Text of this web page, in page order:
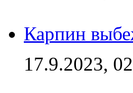
Карпин
17.9.2023,